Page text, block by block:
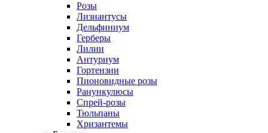
Розы
Лизиантусы
Дельфиниум
Герберы
Лилии
Антуриум
Гортензии
Пионовидные розы
Ранункулюсы
Спрей-розы
Тюльпаны
Хризантемы